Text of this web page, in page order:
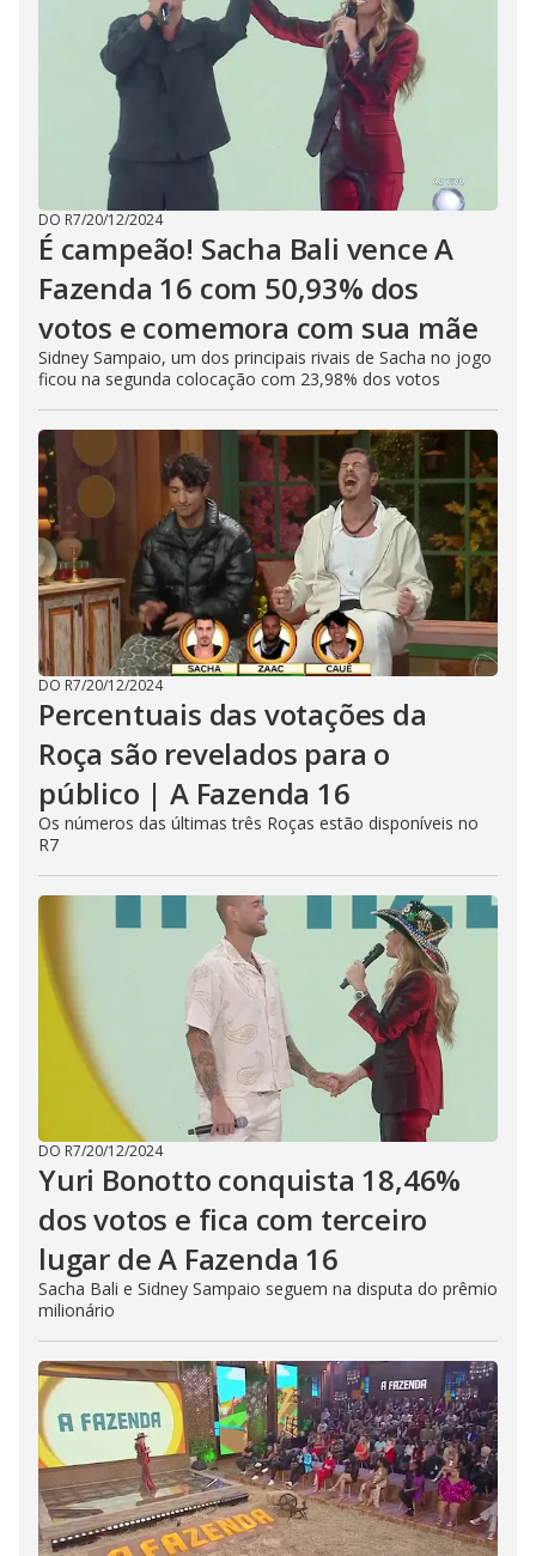
DO R7/20/12/2024
É campeão! Sacha Bali vence A
Fazenda 16 com 50,93% dos
votos e comemora com sua mãe
Sidney Sampaio, um dos principais rivais de Sacha no jogo
ficou na segunda colocação com 23,98% dos votos
DO R7/20/12/2024
Percentuais das votações da
Roça são revelados para o
público | A Fazenda 16
Os números das últimas três Roças estão disponíveis no
R7
DO R7/20/12/2024
Yuri Bonotto conquista 18,46%
dos votos e fica com terceiro
lugar de A Fazenda 16
Sacha Bali e Sidney Sampaio seguem na disputa do prêmio
milionário